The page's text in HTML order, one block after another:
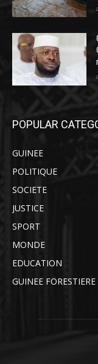
POPULAR
GUINEE
POLITIQUE
SOCIETE
JUSTICE
SPORT
MONDE
EDUCATION
GUINEE FORESTIERE